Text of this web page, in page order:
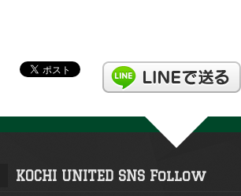
KOCHI UNITED SNS Follow